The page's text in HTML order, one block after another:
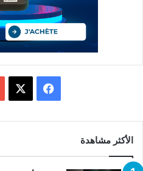
فيسبوك
الأكثر مشاهدة